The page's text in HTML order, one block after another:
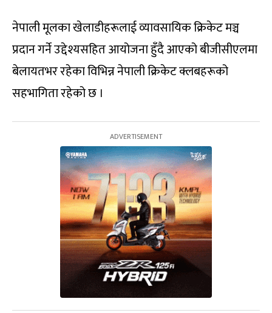
नेपाली मूलका खेलाडीहरूलाई व्यावसायिक क्रिकेट मञ्च
प्रदान गर्ने उद्देश्यसहित आयोजना हुँदै आएको बीजीसीएलमा
बेलायतभर रहेका विभिन्न नेपाली क्रिकेट क्लबहरूको
सहभागिता रहेको छ ।